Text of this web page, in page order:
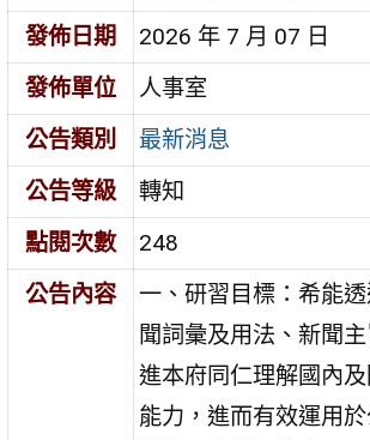
發佈日期
2026 年 7 月 07 日
發佈單位
人事室
公告類別
最新消息
公告等級
轉知
點閱次數
248
公告內容
一、研習目標：希能
聞詞彙及用法、新聞
進本府同仁理解國內
能力，進而有效運用於